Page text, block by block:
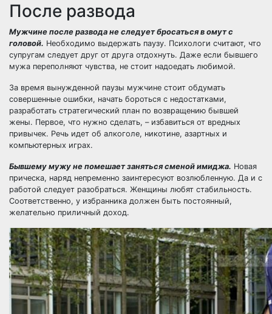
После развода
Мужчине после развода не следует бросаться в омут с
головой. Необходимо выдержать паузу. Психологи считают, что
супругам следует друг от друга отдохнуть. Даже если бывшего
мужа переполняют чувства, не стоит надоедать любимой.
За время вынужденной паузы мужчине стоит обдумать
совершенные ошибки, начать бороться с недостатками,
разработать стратегический план по возвращению бывшей
жены. Первое, что нужно сделать, – избавиться от вредных
привычек. Речь идет об алкоголе, никотине, азартных и
компьютерных играх.
Бывшему мужу не помешает заняться сменой имиджа. Новая
прическа, наряд непременно заинтересуют возлюбленную. Да и с
работой следует разобраться. Женщины любят стабильность.
Соответственно, у избранника должен быть постоянный,
желательно приличный доход.